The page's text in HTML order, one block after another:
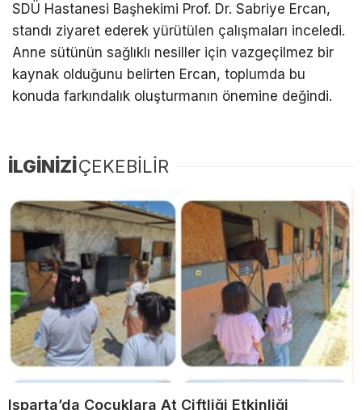
SDÜ Hastanesi Başhekimi Prof. Dr. Sabriye Ercan,
standı ziyaret ederek yürütülen çalışmaları inceledi.
Anne sütünün sağlıklı nesiller için vazgeçilmez bir
kaynak olduğunu belirten Ercan, toplumda bu
konuda farkındalık oluşturmanın önemine değindi.
İLGİNİZİÇEKEBİLİR
Isparta’da Çocuklara At Çiftliği Etkinliği